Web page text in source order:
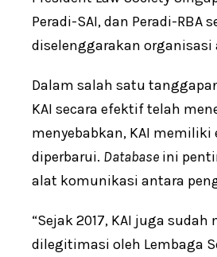
Peradi-SAI, dan Peradi-
diselenggarakan organisasi
Dalam salah satu
KAI secara efektif telah
menyebabkan, KAI memiliki
diperbarui. Database ini
alat komunikasi antara
“Sejak 2017, KAI juga
dilegitimasi oleh Lembaga